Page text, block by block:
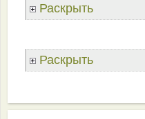
Раскрыть
Раскрыть